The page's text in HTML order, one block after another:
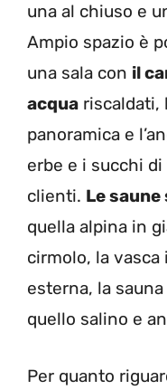
una al chiuso e
Ampio spazio è
una sala con il
acqua riscaldati,
panoramica e
erbe e i succhi
clienti. Le
quella alpina in
cirmolo, la vasca
esterna, la
quello salino e
Per quanto